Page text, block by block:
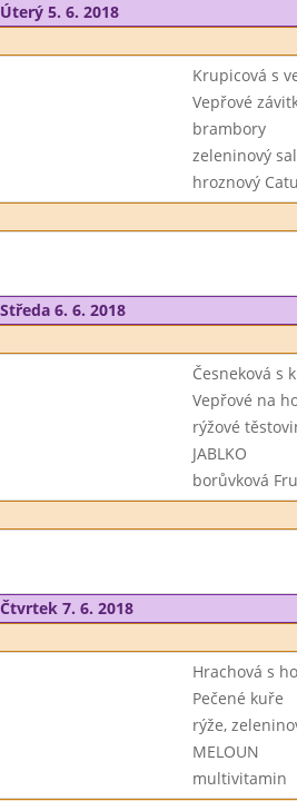
Úterý 5. 6. 2018
Krupicová s
Vepřové
brambory
zeleninový
hroznový
Středa 6. 6. 2018
Česneková s
Vepřové na
rýžové
JABLKO
borůvková
Čtvrtek 7. 6. 2018
Hrachová s
Pečené kuře
rýže,
MELOUN
multivitamin